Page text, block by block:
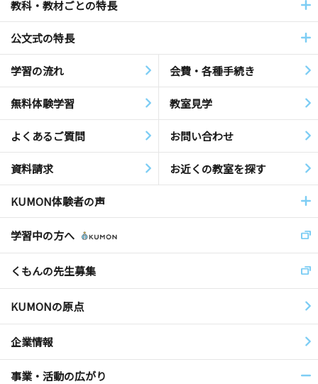
教科・教材ごとの特長
公文式の特長
学習の流れ 会費・各種手続き
無料体験学習 教室見学
よくあるご質問 お問い合わせ
資料請求 お近くの教室を探す
KUMON体験者の声
学習中の方へ
くもんの先生募集
KUMONの原点
企業情報
事業・活動の広がり